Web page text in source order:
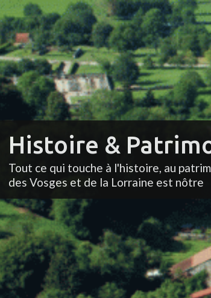
Histoire &
Tout ce qui touche à l'histoire, au
des Vosges et de la Lorraine est nôtre